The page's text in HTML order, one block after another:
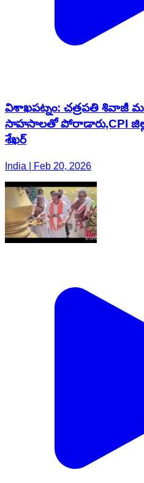
విశాఖపట్నం: చత్రపతి శివాజీ
సాహసాలతో పోరాడారు,CPI
శేఖర్
India | Feb 20, 2026